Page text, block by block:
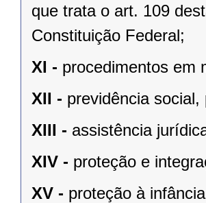
que trata o art. 109
Constituição Federal;
XI - procedimentos em
XII - previdência
XIII - assistência
XIV - proteção e
XV - proteção à